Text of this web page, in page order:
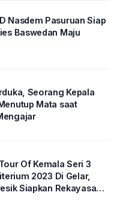
Nasdem Pasuruan Siap
Baswedan Maju
Kepala
Mata saat
Of Kemala Seri 3
2023 Di Gelar,
Siapkan Rekayasa